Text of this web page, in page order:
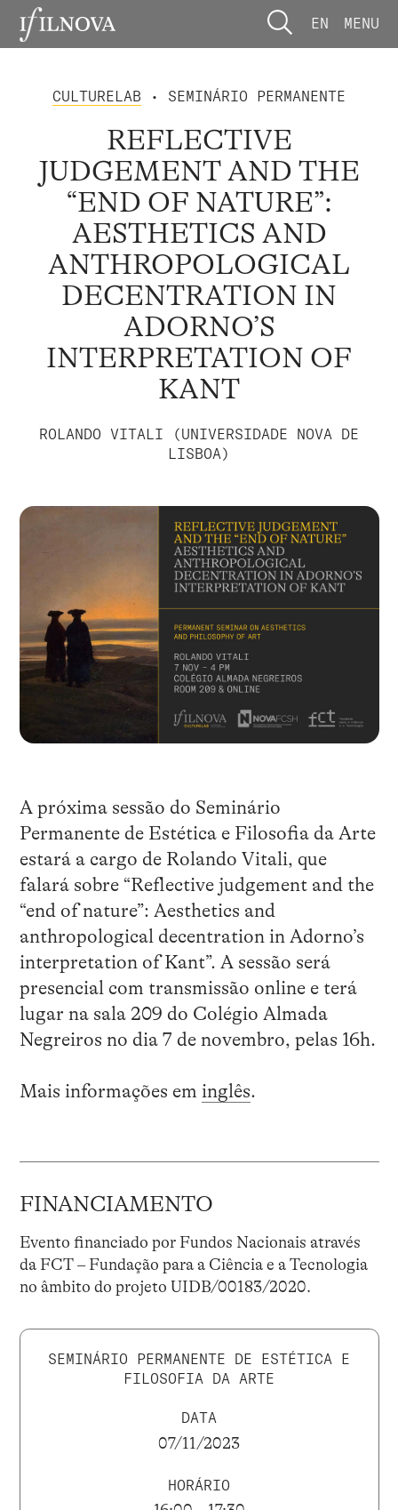
EN MENU
CULTURELAB • SEMINÁRIO PERMANENTE
REFLECTIVE
JUDGEMENT AND THE
“END OF NATURE”:
AESTHETICS AND
ANTHROPOLOGICAL
DECENTRATION IN
ADORNO’S
INTERPRETATION OF
KANT
ROLANDO VITALI (UNIVERSIDADE NOVA DE
LISBOA)
A próxima sessão do Seminário
Permanente de Estética e Filosofia da Arte
estará a cargo de Rolando Vitali, que
falará sobre “Reflective judgement and the
“end of nature”: Aesthetics and
anthropological decentration in Adorno’s
interpretation of Kant”. A sessão será
presencial com transmissão online e terá
lugar na sala 209 do Colégio Almada
Negreiros no dia 7 de novembro, pelas 16h.
Mais informações em inglês.
FINANCIAMENTO
Evento financiado por Fundos Nacionais através
da FCT – Fundação para a Ciência e a Tecnologia
no âmbito do projeto UIDB/00183/2020.
SEMINÁRIO PERMANENTE DE ESTÉTICA E
FILOSOFIA DA ARTE
DATA
07/11/2023
HORÁRIO